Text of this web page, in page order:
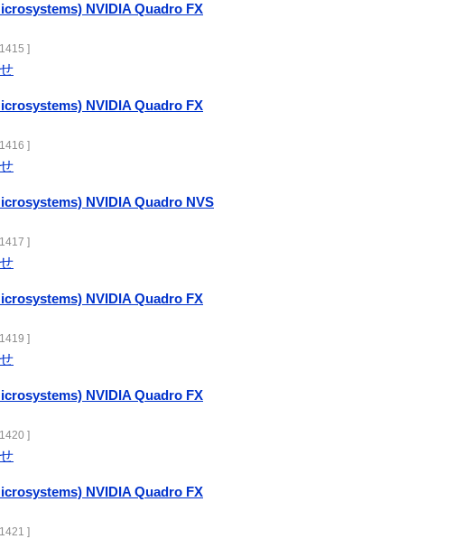
NVIDIA Quadro FX
]
NVIDIA Quadro FX
]
NVIDIA Quadro NVS
]
NVIDIA Quadro FX
]
NVIDIA Quadro FX
]
NVIDIA Quadro FX
]